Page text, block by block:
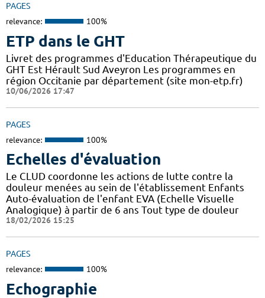
PAGES
relevance: 100%
ETP dans le GHT
Livret des programmes d'Education Thérapeutique du
GHT Est Hérault Sud Aveyron Les programmes en
région Occitanie par département (site mon-etp.fr)
10/06/2026 17:47
PAGES
relevance: 100%
Echelles d'évaluation
Le CLUD coordonne les actions de lutte contre la
douleur menées au sein de l'établissement Enfants
Auto-évaluation de l'enfant EVA (Echelle Visuelle
Analogique) à partir de 6 ans Tout type de douleur
18/02/2026 15:25
PAGES
relevance: 100%
Echographie